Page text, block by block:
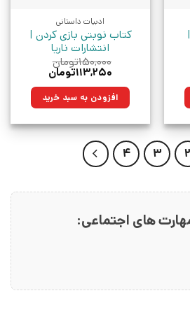
|
ادبیات داستانی
کتاب نوبتی بازی کردن |
انتشارات ناریا
۱۵۰,۰۰۰تومان
قیمت
۱۵۰,۰۰۰تومان
بود.
۱۱۳,۲۵۰تومان
۱۱۳,۲۵۰تومان.افزودن به سبد خرید
2
3
4
های اجتماعی: